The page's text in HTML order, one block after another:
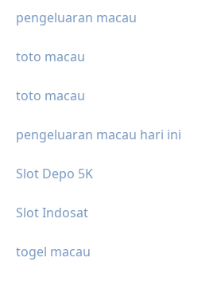
pengeluaran macau
toto macau
toto macau
pengeluaran macau hari ini
Slot Depo 5K
Slot Indosat
togel macau